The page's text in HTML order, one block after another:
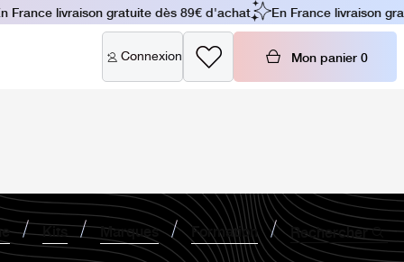
Connexion Mon panier 0
Kits Marques Formation Rechercher
France livraison gratuite dès 89€ d'achat En France livraison